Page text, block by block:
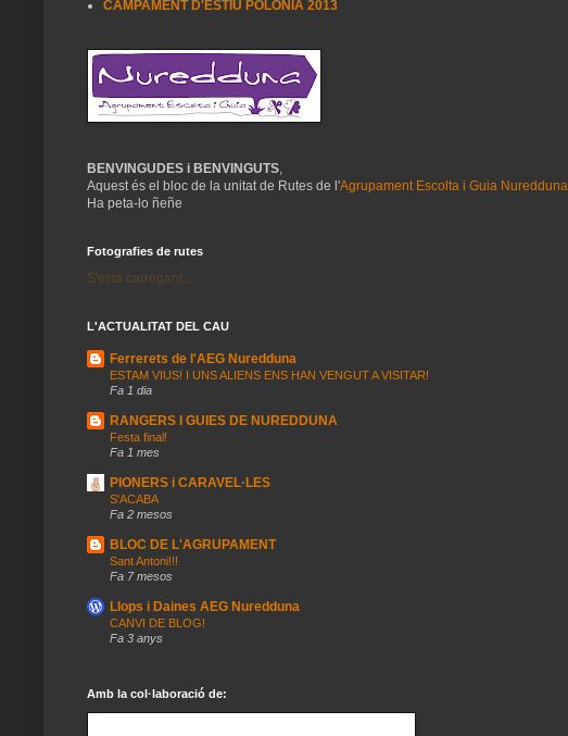
CAMPAMENT D'ESTIU POLONIA 2013
BENVINGUDES i BENVINGUTS
Aquest és el bloc de la unitat de Rutes de l'Agrupament Escolta i Guia Nuredduna
Ha peta-lo ñeñe
Fotografies de rutes
S'està carregant...
L'ACTUALITAT DEL CAU
Ferrerets de l'AEG Nuredduna
ESTAM VIUS! I UNS ALIENS ENS HAN VENGUT A VISITAR!
Fa 1 dia
RANGERS I GUIES DE NUREDDUNA
Festa final!
Fa 1 mes
PIONERS i CARAVEL·LES
S'ACABA
Fa 2 mesos
BLOC DE L'AGRUPAMENT
Sant Antoni!!!
Fa 7 mesos
Llops i Daines AEG Nuredduna
CANVI DE BLOG!
Fa 3 anys
Amb la col·laboració de: